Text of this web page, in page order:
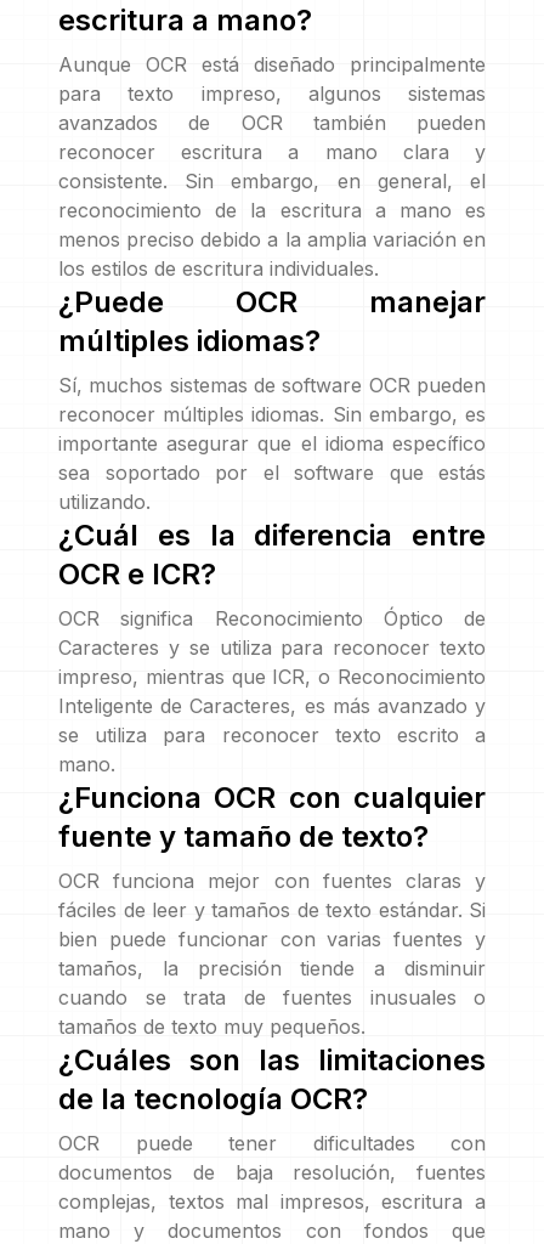
escritura a mano?
Aunque OCR está diseñado principalmente
para texto impreso, algunos sistemas
avanzados de OCR también pueden
reconocer escritura a mano clara y
consistente. Sin embargo, en general, el
reconocimiento de la escritura a mano es
menos preciso debido a la amplia variación en
los estilos de escritura individuales.
¿Puede OCR manejar
múltiples idiomas?
Sí, muchos sistemas de software OCR pueden
reconocer múltiples idiomas. Sin embargo, es
importante asegurar que el idioma específico
sea soportado por el software que estás
utilizando.
¿Cuál es la diferencia entre
OCR e ICR?
OCR significa Reconocimiento Óptico de
Caracteres y se utiliza para reconocer texto
impreso, mientras que ICR, o Reconocimiento
Inteligente de Caracteres, es más avanzado y
se utiliza para reconocer texto escrito a
mano.
¿Funciona OCR con cualquier
fuente y tamaño de texto?
OCR funciona mejor con fuentes claras y
fáciles de leer y tamaños de texto estándar. Si
bien puede funcionar con varias fuentes y
tamaños, la precisión tiende a disminuir
cuando se trata de fuentes inusuales o
tamaños de texto muy pequeños.
¿Cuáles son las limitaciones
de la tecnología OCR?
OCR puede tener dificultades con
documentos de baja resolución, fuentes
complejas, textos mal impresos, escritura a
mano y documentos con fondos que